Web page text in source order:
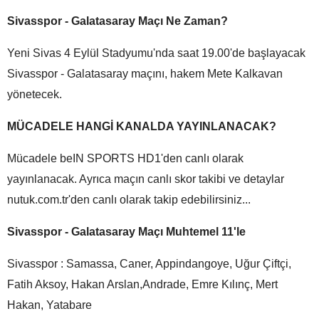
Sivasspor - Galatasaray Maçı Ne Zaman?
Yeni Sivas 4 Eylül Stadyumu'nda saat 19.00'de başlayacak
Sivasspor - Galatasaray maçını, hakem Mete Kalkavan
yönetecek.
MÜCADELE HANGİ KANALDA YAYINLANACAK?
Mücadele beIN SPORTS HD1'den canlı olarak
yayınlanacak. Ayrıca maçın canlı skor takibi ve detaylar
nutuk.com.tr'den canlı olarak takip edebilirsiniz...
Sivasspor - Galatasaray Maçı Muhtemel 11'le
Sivasspor : Samassa, Caner, Appindangoye, Uğur Çiftçi,
Fatih Aksoy, Hakan Arslan,Andrade, Emre Kılınç, Mert
Hakan, Yatabare